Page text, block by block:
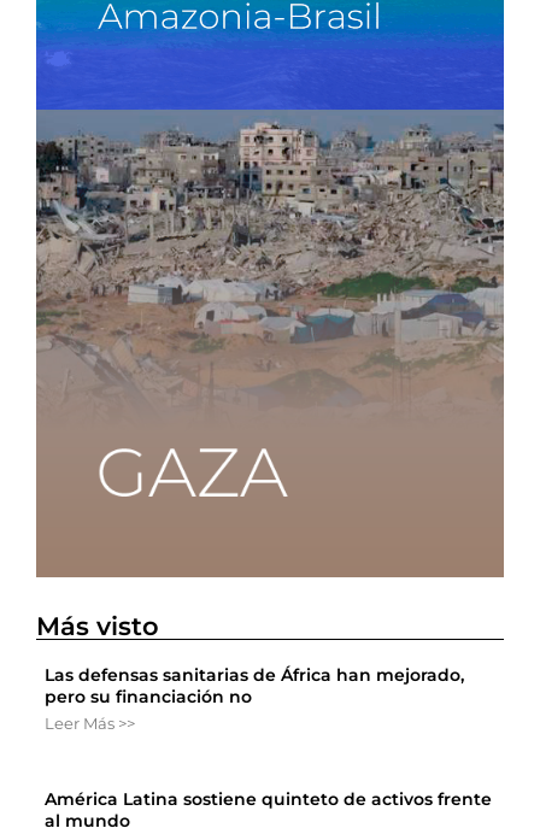
Más visto
Las defensas sanitarias de África han mejorado,
pero su financiación no
Leer Más >>
América Latina sostiene quinteto de activos frente
al mundo